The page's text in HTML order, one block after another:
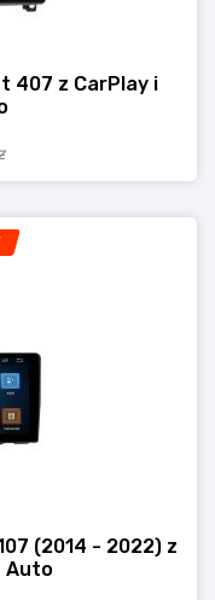
407 z CarPlay i
(2014 - 2022) z
Auto